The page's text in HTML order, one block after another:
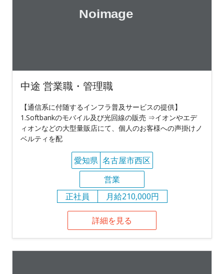
中途 営業職・管理職
【通信系に付随するインフラ普及サービスの提供】
1.Softbankのモバイル及び光回線の販売 ⇒イオンやエデ
ィオンなどの大型量販店にて、個人のお客様への声掛けノ
ベルティを配
愛知県 名古屋市西区
営業
正社員
月給210,000円
詳細を見る